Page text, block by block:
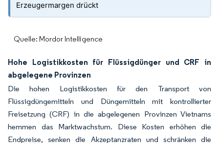
Erzeugermargen drückt
Quelle: Mordor Intelligence
Hohe Logistikkosten für Flüssigdünger und CRF in
abgelegene Provinzen
Die hohen Logistikkosten für den Transport von
Flüssigdüngemitteln und Düngemitteln mit kontrollierter
Freisetzung (CRF) in die abgelegenen Provinzen Vietnams
hemmen das Marktwachstum. Diese Kosten erhöhen die
Endpreise, senken die Akzeptanzraten und schränken die